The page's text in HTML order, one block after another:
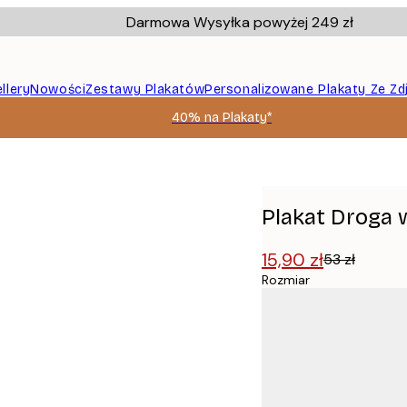
Darmowa Wysyłka powyżej 249 zł
NowościZestawy PlakatówPersonalizowane Plakaty Ze
40% na Plakaty*
Plakat Droga
15,90 zł53 zł
Rozmiar